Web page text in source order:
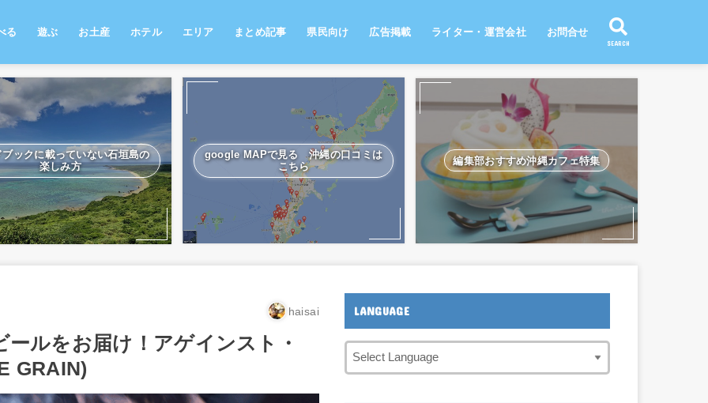
る 遊ぶ
南部
那覇
中部
北部
離島
お土産 ホテル
南部
那覇
中部
北部
離島
エリア
南部
那覇
中部
北部
離島
まとめ記事 県民向け 広告掲載 ライター・運営会社 お問合せ
SEARCH
ブックに載っていない石垣島の
楽しみ方
google MAPで見る 沖縄の口コミは
こちら
編集部おすすめ沖縄カフェ特集
haisai
ルをお届け！アゲインスト・
GRAIN)
LANGUAGE